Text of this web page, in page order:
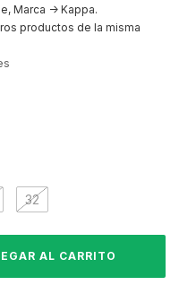
Marca -> Kappa.
productos de la misma
32